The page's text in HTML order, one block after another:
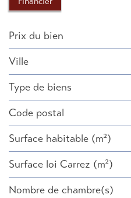
Prix du bien
Ville
Type de biens
Code postal
Surface habitable (m²)
Surface loi Carrez (m²)
Nombre de chambre(s)